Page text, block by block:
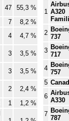
47
55,3 %
7
8,2 %
4 4,7 %
3 3,5 %
3 3,5 %
2
2,4 %
1 1,2 %
1 A320
2
737
3
717
4
757
5
6
A330
7
787